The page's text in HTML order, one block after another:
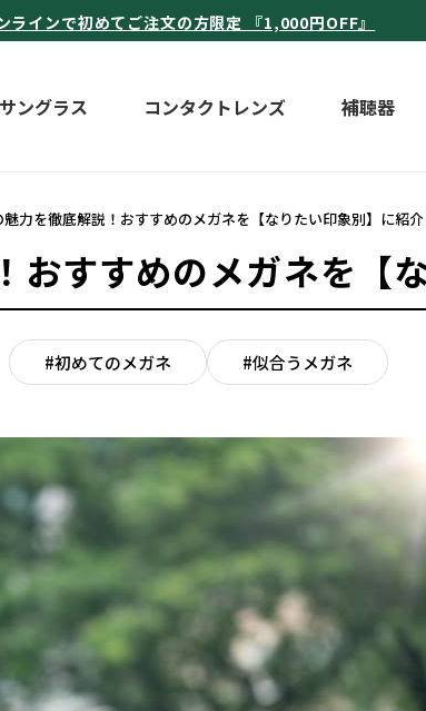
ラインで初めてご注文の方限定 『1,000円OFF』
サングラス コンタクトレンズ 補聴器
魅力を徹底解説！おすすめのメガネを【なりたい印象別】に紹介
おすすめのメガネを【
#初めてのメガネ #似合うメガネ